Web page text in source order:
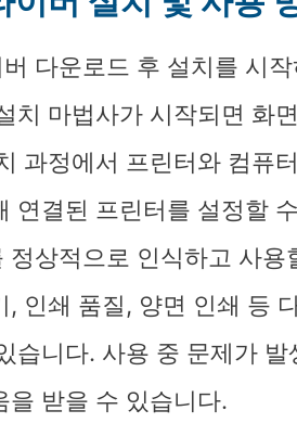
버 다운로드 후 설치를 시
치 마법사가 시작되면 화
과정에서 프린터와 컴퓨
연결된 프린터를 설정할
정상적으로 인식하고 사
, 인쇄 품질, 양면 인쇄 등
습니다. 사용 중 문제가
을 받을 수 있습니다.